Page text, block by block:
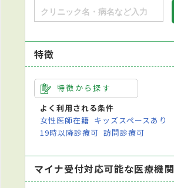
特徴
特徴から探す
よく利用される条件
女性医師在籍 キッズスペースあり
19時以降診療可 訪問診療可
マイナ受付対応可能な医療機関